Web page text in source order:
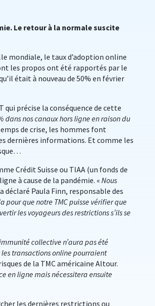
Le retour à la normale suscite
mondiale, le taux d’adoption online
les propos ont été rapportés par le
était à nouveau de 50% en février
qui précise la conséquence de cette
nos canaux hors ligne en raison du
de crise, les hommes font
dernières informations. Et comme les
Crédit Suisse ou TIAA (un fonds de
à cause de la pandémie. « Nous
déclaré Paula Finn, responsable des
pour que notre TMC puisse vérifier que
les voyageurs des restrictions s’ils se
collective n’aura pas été
transactions online pourraient
de la TMC américaine Altour.
en ligne mais nécessitera ensuite
les dernières restrictions ou